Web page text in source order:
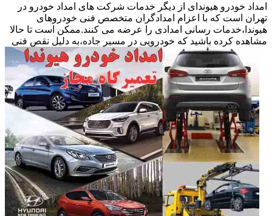
امداد خودرو هیوندای از دیگر خدمات شرکت های امداد خودرو در
تهران است که با اعزام امدادگران متخصص فنی خودروهای
هیوندا،خدمات رسانی امدادی را عرضه می کنند.ممکن است تا حالا
مشاهده کرده باشید که خودرویی در مسیر جاده،به دلیل نقص فنی